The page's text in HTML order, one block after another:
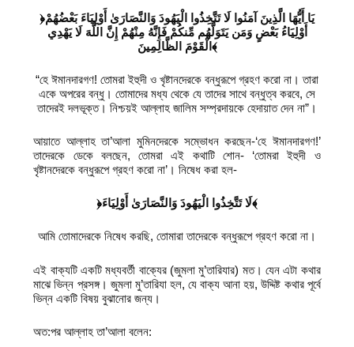
﴿يَا أَيُّهَا الَّذِينَ آمَنُوا لَا تَتَّخِذُوا الْيَهُودَ وَالنَّصَارَىٰ أَوْلِيَاءَ بَعْضُهُمْ
أَوْلِيَاءُ بَعْضٍ وَمَن يَتَوَلَّهُم مِّنكُمْ فَإِنَّهُ مِنْهُمْ إِنَّ اللَّهَ لَا يَهْدِي
الْقَوْمَ الظَّالِمِينَ﴾
“হে ঈমানদারগণ! তোমরা ইহুদী ও খৃষ্টানদেরকে বন্ধুরূপে গ্রহণ করো না। তারা
একে অপরের বন্ধু। তোমাদের মধ্য থেকে যে তাদের সাথে বন্ধুত্ব করবে, সে
তাদেরই দলভূক্ত। নিশ্চয়ই আল্লাহ জালিম সম্প্রদায়কে হেদায়াত দেন না”।
আয়াতে আল্লাহ তা’আলা মুমিনদেরকে সম্ভোধন করছেন-‘হে ঈমানদারগণ!’
তাদেরকে ডেকে বলছেন, তোমরা এই কথাটি শোন- ‘তোমরা ইহুদী ও
খৃষ্টানদেরকে বন্ধুরূপে গ্রহণ করো না’। নিষেধ করা হল-
﴿لَا تَتَّخِذُوا الْيَهُودَ وَالنَّصَارَىٰ أَوْلِيَاءَ﴾
আমি তোমাদেরকে নিষেধ করছি, তোমারা তাদেরকে বন্ধুরূপে গ্রহণ করো না।
এই বাক্যটি একটি মধ্যবর্তী বাক্যের (জুমলা মু’তারিযার) মত। যেন এটা কথার
মাঝে ভিন্ন প্রসঙ্গ। জুমলা মু’তারিযা হল, যে বাক্য আনা হয়, উদ্দিষ্ট কথার পূর্বে
ভিন্ন একটি বিষয় বুঝানোর জন্য।
অত:পর আল্লাহ তা’আলা বলেন: